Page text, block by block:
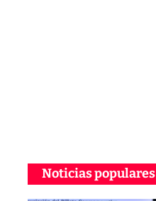
Noticias populares